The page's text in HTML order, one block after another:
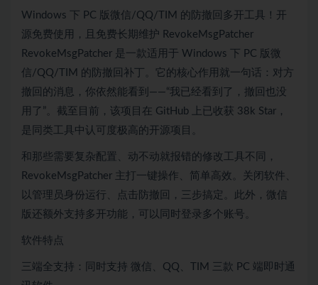
Windows 下 PC 版微信/QQ/TIM 的防撤回多开工具！开
源免费使用，且免费长期维护 RevokeMsgPatcher
RevokeMsgPatcher 是一款适用于 Windows 下 PC 版微
信/QQ/TIM 的防撤回补丁。它的核心作用就一句话：对方
撤回的消息，你依然能看到——“我已经看到了，撤回也没
用了”。截至目前，该项目在 GitHub 上已收获 38k Star，
是同类工具中认可度极高的开源项目。
和那些需要复杂配置、动不动就报错的修改工具不同，
RevokeMsgPatcher 主打一键操作、简单高效。关闭软件、
以管理员身份运行、点击防撤回，三步搞定。此外，微信
版还额外支持多开功能，可以同时登录多个账号。
软件特点
三端全支持：同时支持 微信、QQ、TIM 三款 PC 端即时通